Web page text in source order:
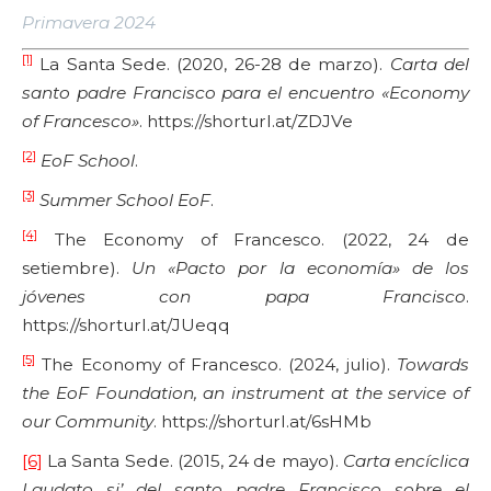
Primavera 2024
[1] La Santa Sede. (2020, 26-28 de marzo). Carta del
santo padre Francisco para el encuentro «Economy
of Francesco». https://shorturl.at/ZDJVe
[2] EoF School.
[3] Summer School EoF.
[4]
The Economy of Francesco. (2022, 24 de
setiembre). Un «Pacto por la economía» de los
jóvenes con papa Francisco.
https://shorturl.at/JUeqq
[5] The Economy of Francesco. (2024, julio). Towards
the EoF Foundation, an instrument at the service of
our Community. https://shorturl.at/6sHMb
[6] La Santa Sede. (2015, 24 de mayo). Carta encíclica